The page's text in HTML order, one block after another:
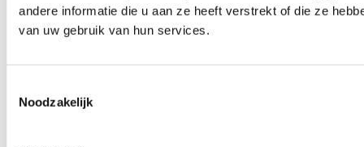
andere informatie die u aan ze heeft verstrekt of die ze
van uw gebruik van hun services.
Noodzakelijk